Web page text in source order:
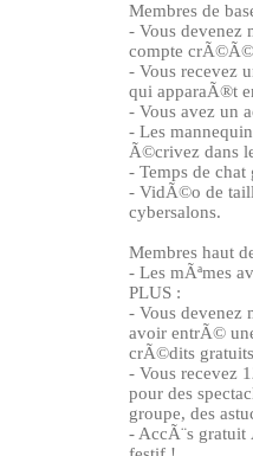
Membres de
- Vous devenez
compte
- Vous recevez
qui apparaÃ®t
- Vous avez un
- Les
Ã©crivez dans
- Temps de
- VidÃ©o de
cybersalons.
Membres haut
- Les mÃªmes
PLUS :
- Vous devenez
avoir entrÃ©
crÃ©dits
- Vous recevez
pour des
groupe, des
- AccÃ¨s gratuit